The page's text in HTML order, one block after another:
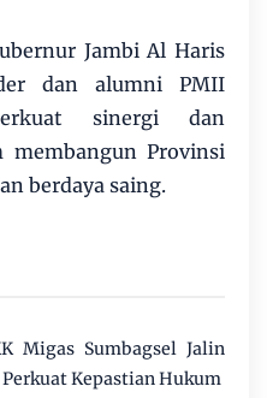
Jambi Al Haris
dan alumni PMII
sinergi dan
Provinsi
berdaya saing.
Migas Sumbagsel Jalin
Kepastian Hukum